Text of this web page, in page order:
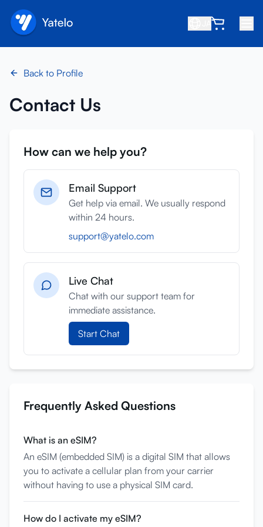
ブログ
会社概要
友達を紹介
アフィリエイトになる
ヘルプセンター
よくある質問
サインイン
サインアップ
Back to Profile
Contact Us
How can we help you?
Email Support
Get help via email. We usually respond
within 24 hours.
support@yatelo.com
Live Chat
Chat with our support team for
immediate assistance.
Start Chat
Frequently Asked Questions
What is an eSIM?
An eSIM (embedded SIM) is a digital SIM that allows
you to activate a cellular plan from your carrier
without having to use a physical SIM card.
How do I activate my eSIM?